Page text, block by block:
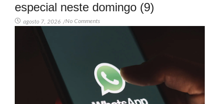
especial neste domingo (9)
agosto 7, 2026 /No Comments